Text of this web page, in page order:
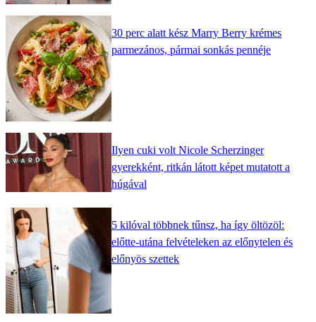
30 perc alatt kész Marry Berry krémes
parmezános, pármai sonkás pennéje
Ilyen cuki volt Nicole Scherzinger
gyerekként, ritkán látott képet mutatott a
húgával
5 kilóval többnek tűnsz, ha így öltözöl:
előtte-utána felvételeken az előnytelen és
előnyös szettek